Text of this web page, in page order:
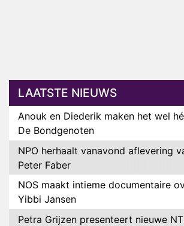
LAATSTE NIEUWS
Anouk en Diederik maken het wel
De Bondgenoten
NPO herhaalt vanavond aflevering
Peter Faber
NOS maakt intieme documentaire
Yibbi Jansen
Petra Grijzen presenteert nieuwe